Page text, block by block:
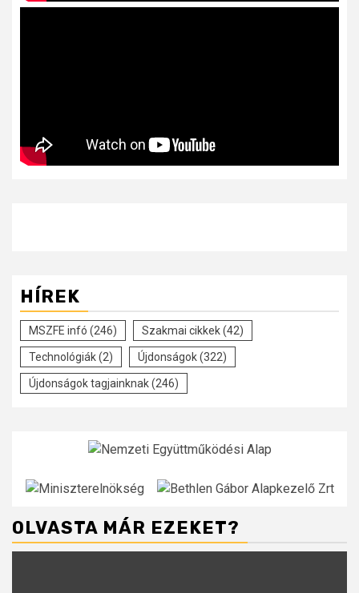
HÍREK
MSZFE infó (246) Szakmai cikkek(42)
Technológiák(2) Újdonságok(322)
Újdonságok tagjainknak(246)
OLVASTA MÁR EZEKET?